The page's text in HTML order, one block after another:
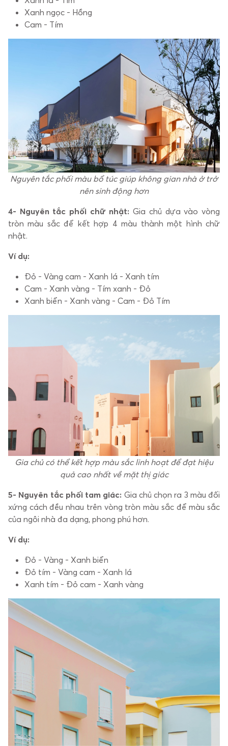
Xanh ngọc - Hồng
Cam - Tím
Nguyên tắc phối màu bổ túc giúp không gian nhà ở trở
nên sinh động hơn
4- Nguyên tắc phối chữ nhật: Gia chủ dựa vào vòng
tròn màu sắc để kết hợp 4 màu thành một hình chữ
nhật.
Ví dụ:
Đỏ - Vàng cam - Xanh lá - Xanh tím
Cam - Xanh vàng - Tím xanh - Đỏ
Xanh biển - Xanh vàng - Cam - Đỏ Tím
Gia chủ có thể kết hợp màu sắc linh hoạt để đạt hiệu
quả cao nhất về mặt thị giác
5- Nguyên tắc phối tam giác: Gia chủ chọn ra 3 màu đối
xứng cách đều nhau trên vòng tròn màu sắc để màu sắc
của ngôi nhà đa dạng, phong phú hơn.
Ví dụ:
Đỏ - Vàng - Xanh biển
Đỏ tím - Vàng cam - Xanh lá
Xanh tím - Đỏ cam - Xanh vàng